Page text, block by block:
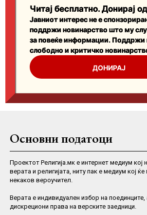
Основни податоци
Проектот Религија.мк е интернет медиум кој
верата и религијата, ниту пак е медиум кој
некаков вероучител.
Верaта е индивидуален избор на
дискрециони права на верските заедници.